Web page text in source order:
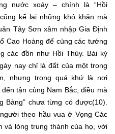
nước xoáy – chính là “Hồi
kể lại những khó khăn mà
Tây Sơn xâm nhập Gia Định
Cao Hoàng đế cùng các tướng
các đồn như Hồi Thủy. Bài ký
nay chỉ là đất của một trong
nhưng trong quá khứ là nơi
tận cùng Nam Bắc, điều mà
Bàng” chưa từng có được(10).
theo hầu vua ở Vọng Các
và lòng trung thành của họ, với